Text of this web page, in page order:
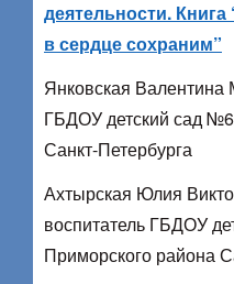
деятельности.
в сердце сохраним”
Янковская
ГБДОУ детский сад
Санкт-Петербурга
Ахтырская Юлия
воспитатель ГБДОУ
Приморского района